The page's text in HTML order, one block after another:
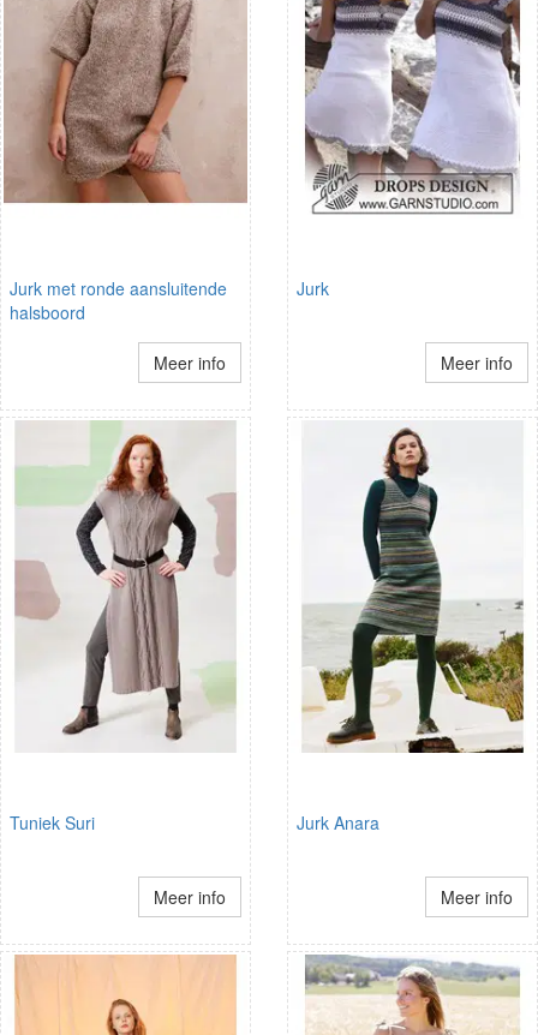
Jurk met ronde aansluitende
halsboord
Meer info
Jurk
Meer info
Tuniek Suri
Meer info
Jurk Anara
Meer info